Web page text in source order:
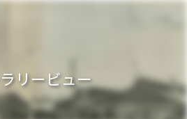
リービュー